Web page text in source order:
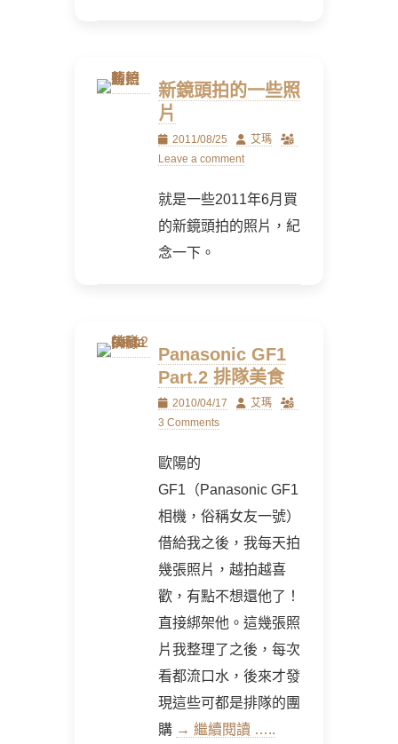
新鏡頭拍的一些照
片
Posted
on
2011/08/25 Author
艾瑪
Leave a comment
就是一些2011年6月買
的新鏡頭拍的照片，紀
念一下。
Panasonic GF1
Part.2 排隊美食
Posted
on
2010/04/17 Author
艾瑪
3 Comments
歐陽的
GF1（Panasonic GF1
相機，俗稱女友一號）
借給我之後，我每天拍
幾張照片，越拍越喜
歡，有點不想還他了！
直接綁架他。這幾張照
片我整理了之後，每次
看都流口水，後來才發
現這些可都是排隊的團
購 → 繼續閱讀 …..